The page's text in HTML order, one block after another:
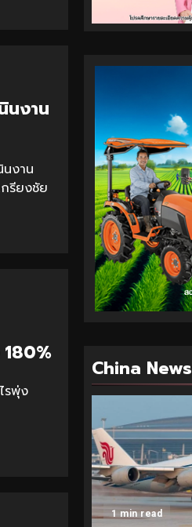
นงาน
งาน
รียงชัย
รพุ่ง
China News
1 min read